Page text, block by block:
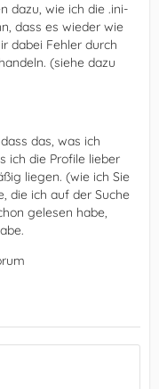
dazu, wie ich die .ini-
dass es wieder wie
dabei Fehler durch
(siehe dazu
das, was ich
ich die Profile lieber
liegen. (wie ich Sie
die ich auf der Suche
gelesen habe,